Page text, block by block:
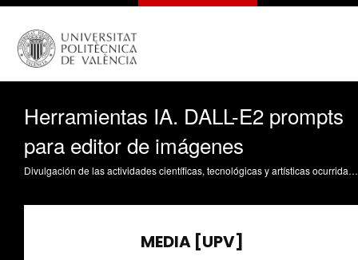
Herramientas IA. DALL-E2 prompts
para editor de imágenes
Divulgación de las actividades científicas, tecnológicas y artísticas ocurridas en los tres campus de la UPV